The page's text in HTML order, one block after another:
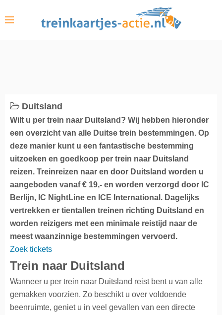
Duitsland
Wilt u per trein naar Duitsland? Wij hebben hieronder
een overzicht van alle Duitse trein bestemmingen. Op
deze manier kunt u een fantastische bestemming
uitzoeken en goedkoop per trein naar Duitsland
reizen. Treinreizen naar en door Duitsland worden u
aangeboden vanaf € 19,- en worden verzorgd door IC
Berlijn, IC NightLine en ICE International. Dagelijks
vertrekken er tientallen treinen richting Duitsland en
worden reizigers met een minimale reistijd naar de
meest waanzinnige bestemmingen vervoerd.
Zoek tickets
Trein naar Duitsland
Wanneer u per trein naar Duitsland reist bent u van alle
gemakken voorzien. Zo beschikt u over voldoende
beenruimte, geniet u in veel gevallen van een directe